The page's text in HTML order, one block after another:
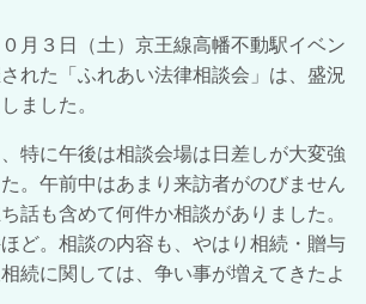
月３日（土）京王線高幡不動駅イベン
れた「ふれあい法律相談会」は、盛況
ました。
特に午後は相談会場は日差しが大変強
。 午前中はあまり来訪者がのびません
話も含めて何件か相談がありました。
ど。 相談の内容も、やはり相続・贈与
続に関しては、争い事が増えてきたよ